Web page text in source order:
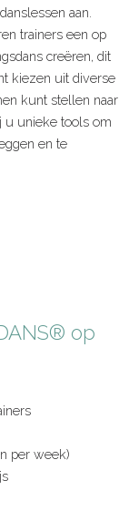
aan.
trainers een op
creëren, dit
kiezen uit diverse
kunt stellen naar
u unieke tools om
en te
op
per week)